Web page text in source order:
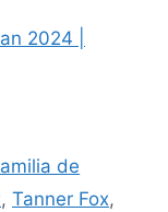
2024 |
de
, Tanner Fox,